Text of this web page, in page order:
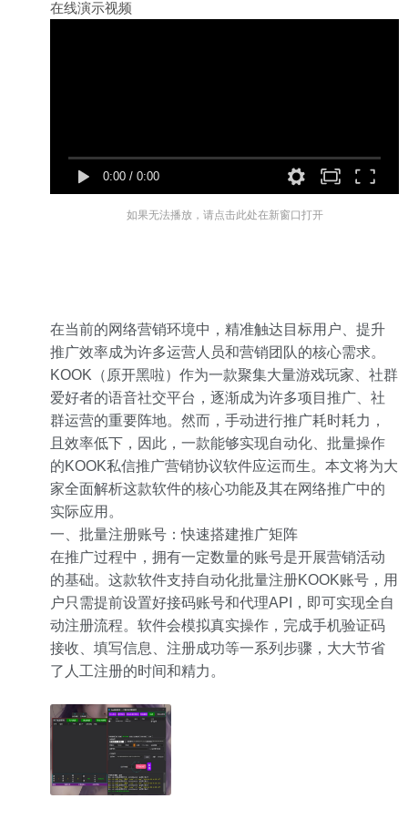
在线演示视频
0:00 / 0:00
如果无法播放，请点击此处在新窗口打开
在当前的网络营销环境中，精准触达目标用户、提升
推广效率成为许多运营人员和营销团队的核心需求。
KOOK（原开黑啦）作为一款聚集大量游戏玩家、社群
爱好者的语音社交平台，逐渐成为许多项目推广、社
群运营的重要阵地。然而，手动进行推广耗时耗力，
且效率低下，因此，一款能够实现自动化、批量操作
的KOOK私信推广营销协议软件应运而生。本文将为大
家全面解析这款软件的核心功能及其在网络推广中的
实际应用。
一、批量注册账号：快速搭建推广矩阵
在推广过程中，拥有一定数量的账号是开展营销活动
的基础。这款软件支持自动化批量注册KOOK账号，用
户只需提前设置好接码账号和代理API，即可实现全自
动注册流程。软件会模拟真实操作，完成手机验证码
接收、填写信息、注册成功等一系列步骤，大大节省
了人工注册的时间和精力。